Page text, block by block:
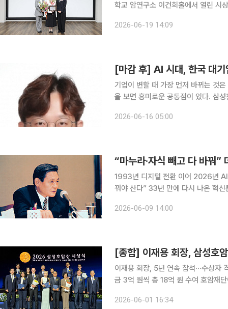
학교 암연구소 이건희홀에서 열린 시
딩스 김은선 회장 등이 참석했다. 역
2026-06-19 14:09
[마감 후] AI 시대, 한국 대기
기업이 변할 때 가장 먼저 바뀌는 것
을 보면 흥미로운 공통점이 있다. 삼
영진이 직접 AI 활용 방안을 점검하고
2026-06-16 05:00
1993년 디지털 전환 이어 2026년 AI
꿔야 산다” 33년 만에 다시 나온 혁신론 고대역폭메모리(HBM)를 비롯한 AI 반도체 호황에
다. 33년 전 아날로그 체제에 안주하
2026-06-09 14:00
이재용 회장, 5년 연속 참석⋯수상자
금 3억 원씩 총 18억 원 수여 호암재단이 1일 서울 신라호텔에서 '2026 삼성호암상' 시상식을 열고
회장은 5년 연속 호암상 시상식에 참
2026-06-01 16:34